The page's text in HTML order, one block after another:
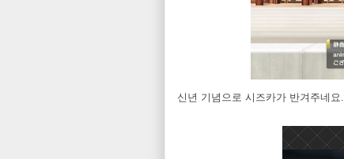
신년 기념으로 시즈카가 반겨주네요.